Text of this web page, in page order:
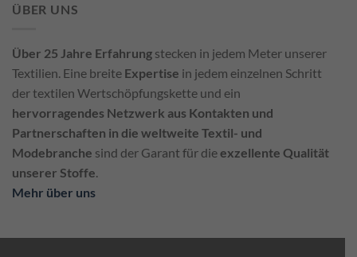
ÜBER UNS
Über 25 Jahre Erfahrung stecken in jedem Meter unserer
Textilien. Eine breite Expertise in jedem einzelnen Schritt
der textilen Wertschöpfungskette und ein
hervorragendes Netzwerk aus Kontakten und
Partnerschaften in die weltweite Textil- und
Modebranche sind der Garant für dieexzellente Qualität
unserer Stoffe.
Mehr über uns